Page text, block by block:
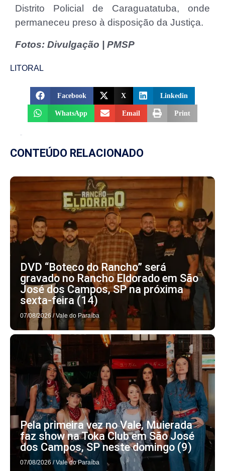
Distrito Policial de Caraguatatuba, onde
permaneceu preso à disposição da Justiça.
Fotos: Divulgação | PMSP
LITORAL
Facebook X Linkedin
WhatsApp Email Print
CONTEÚDO RELACIONADO
DVD “Boteco do Rancho” será
gravado no Rancho Eldorado em São
José dos Campos, SP na próxima
sexta-feira (14)
07/08/2026 / Vale do Paraíba
Pela primeira vez no Vale, Muierada
faz show na Toka Club em São José
dos Campos, SP neste domingo (9)
07/08/2026 / Vale do Paraíba